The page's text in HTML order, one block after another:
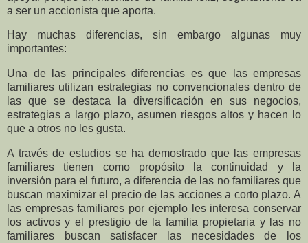
a ser un accionista que aporta.
Hay muchas diferencias, sin embargo algunas muy
importantes:
Una de las principales diferencias es que las empresas
familiares utilizan estrategias no convencionales dentro de
las que se destaca la diversificación en sus negocios,
estrategias a largo plazo, asumen riesgos altos y hacen lo
que a otros no les gusta.
A través de estudios se ha demostrado que las empresas
familiares tienen como propósito la continuidad y la
inversión para el futuro, a diferencia de las no familiares que
buscan maximizar el precio de las acciones a corto plazo. A
las empresas familiares por ejemplo les interesa conservar
los activos y el prestigio de la familia propietaria y las no
familiares buscan satisfacer las necesidades de los